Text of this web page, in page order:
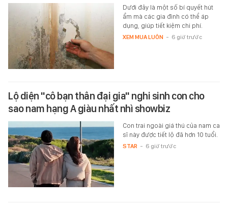
Dưới đây là một số bí quyết hút
ẩm mà các gia đình có thể áp
dụng, giúp tiết kiệm chi phí.
XEM MUA LUÔN - 6 giờ trước
Lộ diện "cô bạn thân đại gia" nghi sinh con cho
sao nam hạng A giàu nhất nhì showbiz
Con trai ngoài giá thú của nam ca
sĩ này được tiết lộ đã hơn 10 tuổi.
STAR - 6 giờ trước